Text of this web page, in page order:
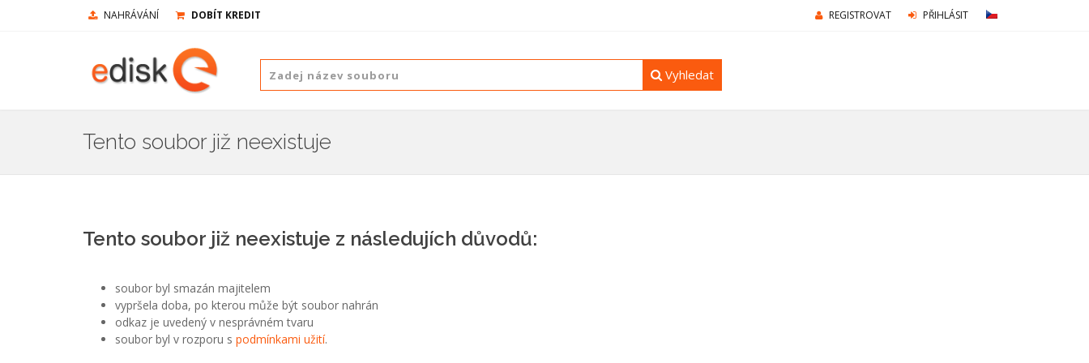
REGISTROVAT PŘIHLÁSIT
NAHRÁVÁNÍ DOBÍT KREDIT
Vyhledat
Tento soubor již neexistuje
Tento soubor již neexistuje z následujích důvodů:
soubor byl smazán majitelem
vypršela doba, po kterou může být soubor nahrán
odkaz je uvedený v nesprávném tvaru
soubor byl v rozporu s podmínkami užití.